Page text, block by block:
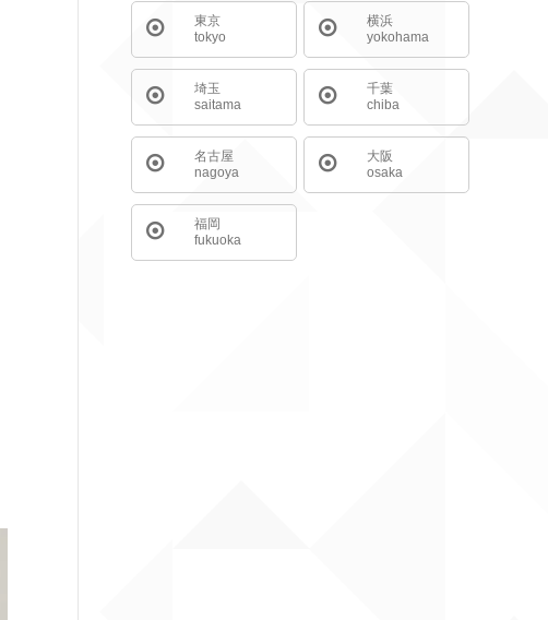
東京
tokyo
横浜
yokohama
埼玉
saitama
千葉
chiba
名古屋
nagoya
大阪
osaka
福岡
fukuoka